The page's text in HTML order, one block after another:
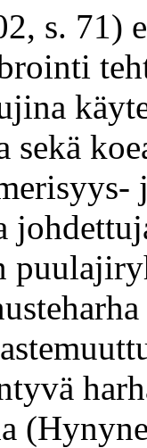
s. 71)
sekä